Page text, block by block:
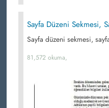
Sayfa Düzeni Sekmesi,
Sayfa düzeni sekmesi, sayfa
81,572 okuma,